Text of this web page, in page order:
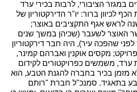
במגזר הציבורי, לרבות בכירי ערד
לכיוון ברור: יו"ר הדירקטוריון של
לראש אגף התקציבים באוצר;
האוצר לשעבר (שכיהן במשך שנים
שהפכה עיר), היה חבר דירקטוריון
מקסים אוקנין ואברהם קמינר,
ערד, משמשים כפרויקטורים לקידום
מזמן בכיר בחברה להגנת הטבע, הוא
בתאגיד. סמנכ"ל חברת "רותם